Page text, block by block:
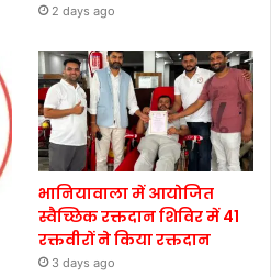
2 days ago
भानियावाला में आयोजित
स्वैच्छिक रक्तदान शिविर में 41
रक्तवीरों ने किया रक्तदान
3 days ago